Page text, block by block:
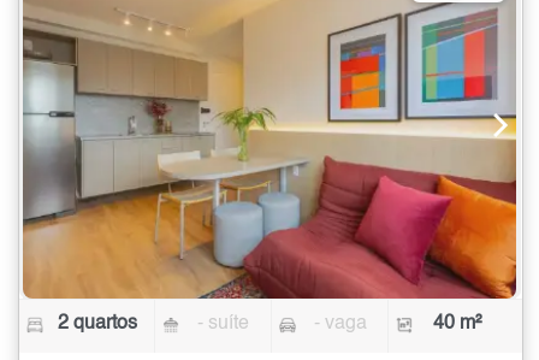
2 quartos - suíte - vaga 40 m²